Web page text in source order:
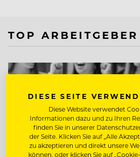
TOP ARBEITGEBER
DIESE SEITE
Diese Website verwendet
Informationen dazu und zu Ihren
finden Sie in unserer
der Seite. Klicken Sie auf „Alle
zu akzeptieren und direkt unsere
können, oder klicken Sie auf